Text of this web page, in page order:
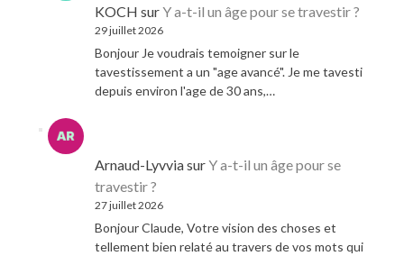
KOCH surY a-t-il un âge pour se travestir ?
29 juillet 2026
Bonjour Je voudrais temoigner sur le
tavestissement a un "age avancé". Je me tavesti
depuis environ l'age de 30 ans,…
Arnaud-LyvviasurY a-t-il un âge pour se
travestir ?
27 juillet 2026
Bonjour Claude, Votre vision des choses et
tellement bien relaté au travers de vos mots qui